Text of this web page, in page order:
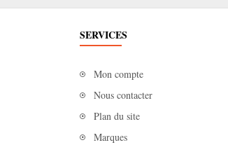
SERVICES
Mon compte
Nous contacter
Plan du site
Marques